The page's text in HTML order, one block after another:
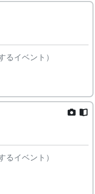
い林の中、コン
ている。林道の
鹿柵である。こ
ていた。木の幹
に二つ折りにな
イベント）
イベント）